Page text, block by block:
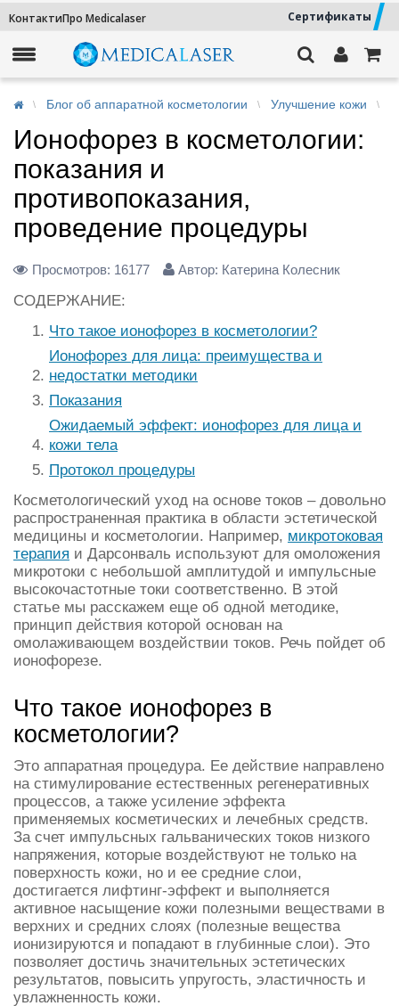
КонтактиПро Medicalaser Сертификаты
Блог об аппаратной косметологии Улучшение кожи
Ионофорез в косметологии:
показания и
противопоказания,
проведение процедуры
Просмотров: 16177 Автор: Катерина Колесник
СОДЕРЖАНИЕ:
Что такое ионофорез в косметологии?
Ионофорез для лица: преимущества и
недостатки методики
Показания
Ожидаемый эффект: ионофорез для лица и
кожи тела
Протокол процедуры
Косметологический уход на основе токов – довольно
распространенная практика в области эстетической
медицины и косметологии. Например, микротоковая
терапия и Дарсонваль используют для омоложения
микротоки с небольшой амплитудой и импульсные
высокочастотные токи соответственно. В этой
статье мы расскажем еще об одной методике,
принцип действия которой основан на
омолаживающем воздействии токов. Речь пойдет об
ионофорезе.
Что такое ионофорез в
косметологии?
Это аппаратная процедура. Ее действие направлено
на стимулирование естественных регенеративных
процессов, а также усиление эффекта
применяемых косметических и лечебных средств.
За счет импульсных гальванических токов низкого
напряжения, которые воздействуют не только на
поверхность кожи, но и ее средние слои,
достигается лифтинг-эффект и выполняется
активное насыщение кожи полезными веществами в
верхних и средних слоях (полезные вещества
ионизируются и попадают в глубинные слои). Это
позволяет достичь значительных эстетических
результатов, повысить упругость, эластичность и
увлажненность кожи.